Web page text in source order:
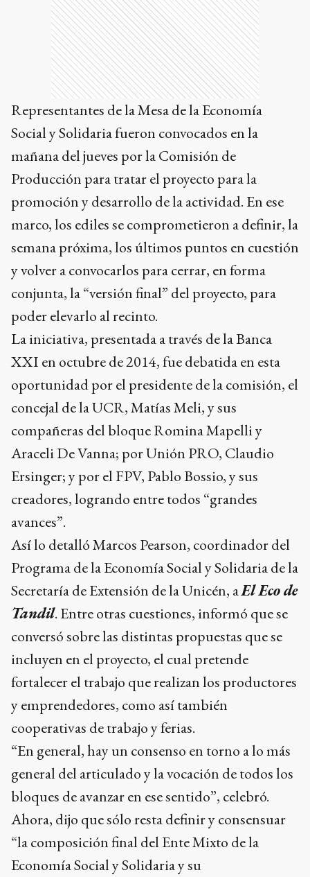
Representantes de la Mesa de la Economía
Social y Solidaria fueron convocados en la
mañana del jueves por la Comisión de
Producción para tratar el proyecto para la
promoción y desarrollo de la actividad. En ese
marco, los ediles se comprometieron a definir, la
semana próxima, los últimos puntos en cuestión
y volver a convocarlos para cerrar, en forma
conjunta, la “versión final” del proyecto, para
poder elevarlo al recinto.
La iniciativa, presentada a través de la Banca
XXI en octubre de 2014, fue debatida en esta
oportunidad por el presidente de la comisión, el
concejal de la UCR, Matías Meli, y sus
compañeras del bloque Romina Mapelli y
Araceli De Vanna; por Unión PRO, Claudio
Ersinger; y por el FPV, Pablo Bossio, y sus
creadores, logrando entre todos “grandes
avances”.
Así lo detalló Marcos Pearson, coordinador del
Programa de la Economía Social y Solidaria de la
Secretaría de Extensión de la Unicén, aEl Eco de
Tandil. Entre otras cuestiones, informó que se
conversó sobre las distintas propuestas que se
incluyen en el proyecto, el cual pretende
fortalecer el trabajo que realizan los productores
y emprendedores, como así también
cooperativas de trabajo y ferias.
“En general, hay un consenso en torno a lo más
general del articulado y la vocación de todos los
bloques de avanzar en ese sentido”, celebró.
Ahora, dijo que sólo resta definir y consensuar
“la composición final del Ente Mixto de la
Economía Social y Solidaria y su